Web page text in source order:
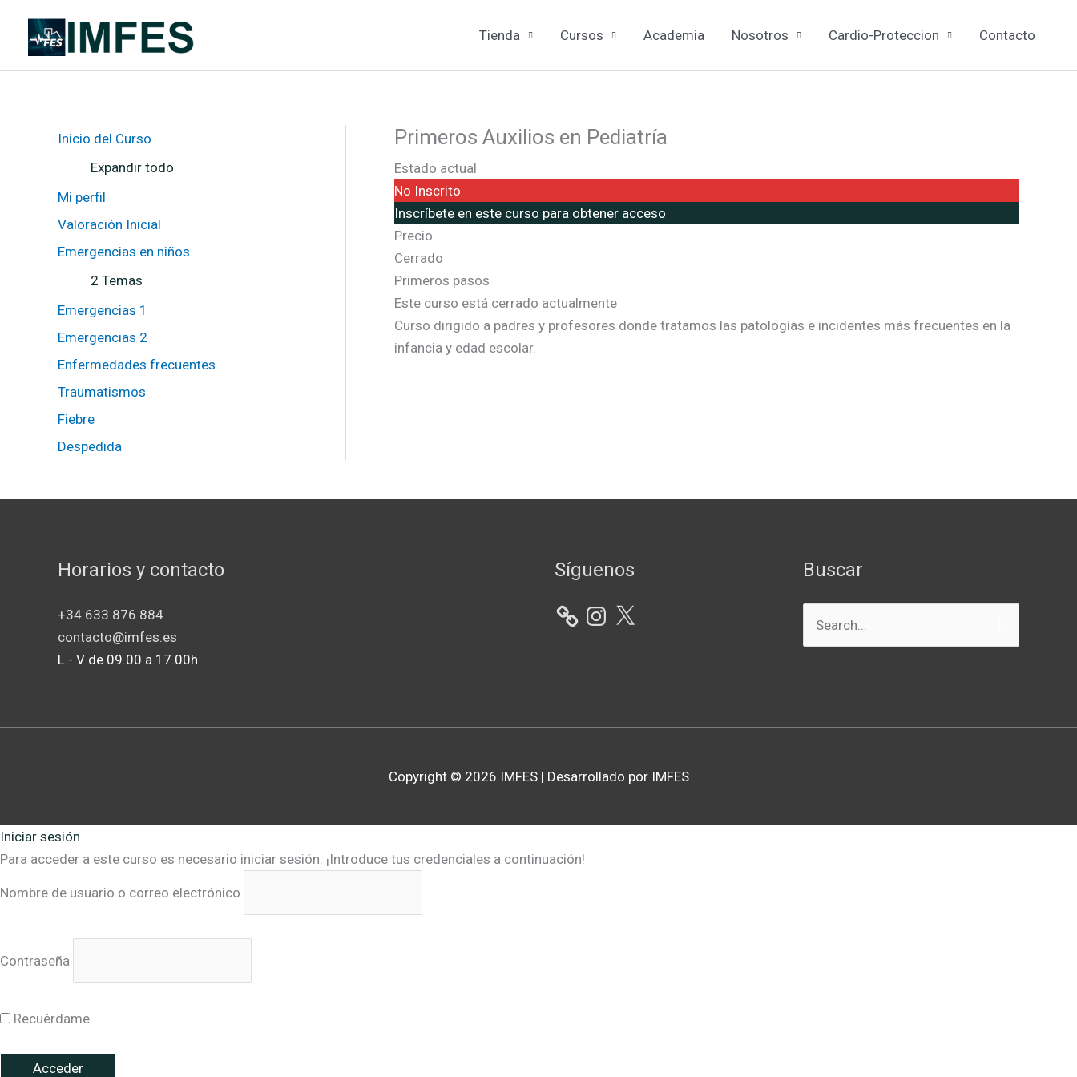
contenido
Tienda Cursos Academia Nosotros Cardio-Proteccion Contacto
Inicio del Curso
Expandir todo
e
c
e
Mi perfil
Valoración Inicial
Emergencias en niños
x
a
d
r
m
r
e
c
a
e
n
i
ñ
o
s
2 Temas
Emergencias 1
Emergencias 2
Enfermedades frecuentes
Traumatismos
Fiebre
Despedida
Primeros Auxilios en Pediatría
Estado actual
No Inscrito
Inscríbete en este curso para obtener acceso
Precio
Cerrado
Primeros pasos
Este curso está cerrado actualmente
Curso dirigido a padres y profesores donde tratamos las patologías e incidentes más frecuentes en la
infancia y edad escolar.
Horarios y contacto
+34 633 876 884
contacto@imfes.es
L - V de 09.00 a 17.00h
Síguenos Buscar
Buscar
por:
Copyright © 2026 IMFES| Desarrollado por IMFES
Iniciar sesión
Para acceder a este curso es necesario iniciar sesión. ¡Introduce tus credenciales a continuación!
Nombre de usuario o correo electrónico
Contraseña
Recuérdame